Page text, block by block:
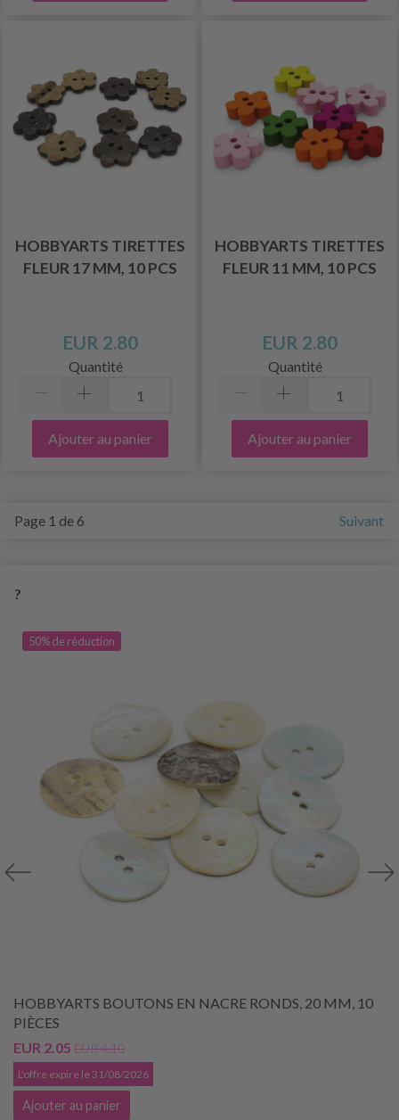
HOBBYARTS TIRETTES
FLEUR 17 MM, 10 PCS
EUR 2.80
Quantité
Ajouter au panier
HOBBYARTS TIRETTES
FLEUR 11 MM, 10 PCS
EUR 2.80
Quantité
Ajouter au panier
Page 1 de 6 Suivant
?
50% de réduction
HOBBYARTS BOUTONS EN NACRE RONDS, 20 MM, 10
PIÈCES
EUR 2.05 EUR 4.10
L'offre expire le 31/08/2026
Ajouter au panier